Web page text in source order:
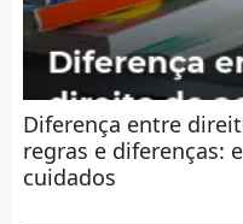
Diferença entre
regras e diferenças:
cuidados